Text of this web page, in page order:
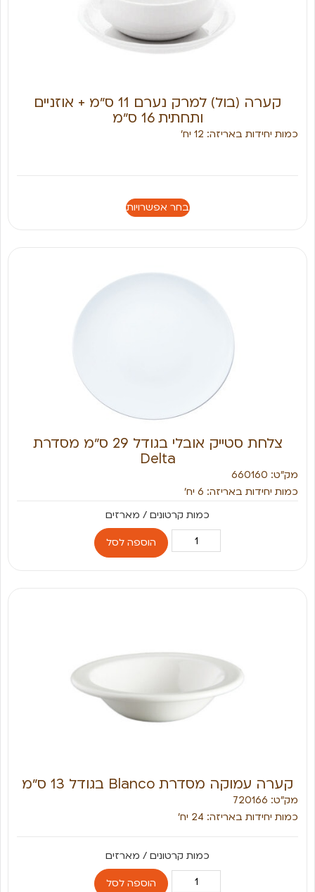
קערה (בול) למרק נערם 11 ס״מ + אוזניים
ותחתית 16 ס״מ
כמות יחידות באריזה: 12 יח׳
בחר אפשרויות
צלחת סטייק אובלי בגודל 29 ס״מ מסדרת
Delta
מק״ט: 660160
כמות יחידות באריזה: 6 יח׳
הוספה לסל
קערה עמוקה מסדרת Blanco בגודל 13 ס״מ
מק״ט: 720166
כמות יחידות באריזה: 24 יח׳
הוספה לסל